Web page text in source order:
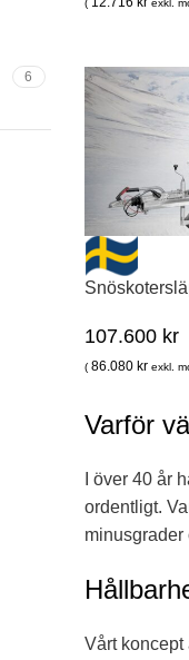
6
( exkl.
107.600 kr
( 86.080 krexkl.
Varför
I över 40 år
ordentligt.
minusgrader
Vårt koncept